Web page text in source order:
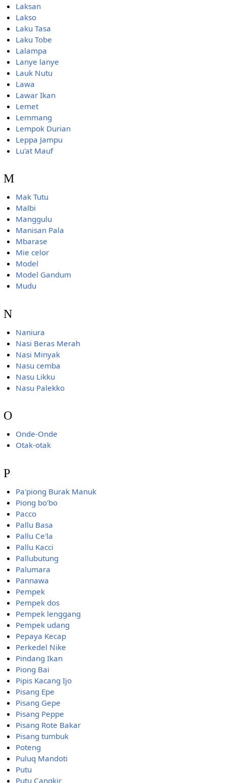
Laksan
Lakso
Laku Tasa
Laku Tobe
Lalampa
Lanye lanye
Lauk Nutu
Lawa
Lawar Ikan
Lemet
Lemmang
Lempok Durian
Leppa Jampu
Lu'at Mauf
M
Mak Tutu
Malbi
Manggulu
Manisan Pala
Mbarase
Mie celor
Model
Model Gandum
Mudu
N
Naniura
Nasi Beras Merah
Nasi Minyak
Nasu cemba
Nasu Likku
Nasu Palekko
O
Onde-Onde
Otak-otak
P
Pa'piong Burak Manuk
Piong bo'bo
Pacco
Pallu Basa
Pallu Ce'la
Pallu Kacci
Pallubutung
Palumara
Pannawa
Pempek
Pempek dos
Pempek lenggang
Pempek udang
Pepaya Kecap
Perkedel Nike
Pindang Ikan
Piong Bai
Pipis Kacang Ijo
Pisang Epe
Pisang Gepe
Pisang Peppe
Pisang Rote Bakar
Pisang tumbuk
Poteng
Puluq Mandoti
Putu
Putu Cangkir